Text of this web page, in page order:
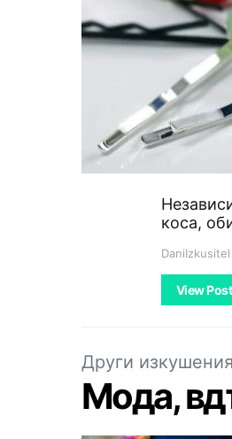
коса,
DaniIzkusitel
View Post
Други изкушения
Мода,